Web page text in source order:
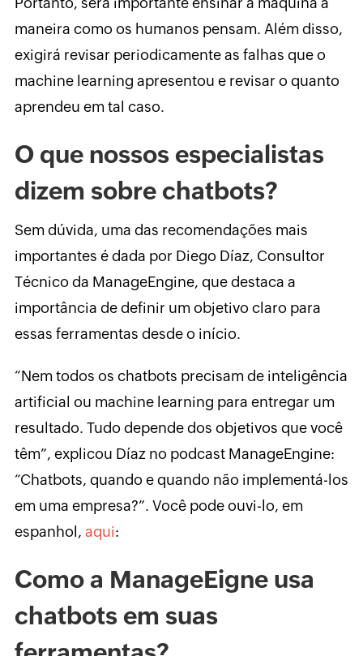
maneira como os humanos pensam. Além disso,
exigirá revisar periodicamente as falhas que o
machine learning apresentou e revisar o quanto
aprendeu em tal caso.
O que nossos especialistas
dizem sobre chatbots?
Sem dúvida, uma das recomendações mais
importantes é dada por Diego Díaz, Consultor
Técnico da ManageEngine, que destaca a
importância de definir um objetivo claro para
essas ferramentas desde o início.
“Nem todos os chatbots precisam de inteligência
artificial ou machine learning para entregar um
resultado. Tudo depende dos objetivos que você
têm”, explicou Díaz no podcast ManageEngine:
“Chatbots, quando e quando não implementá-los
em uma empresa?”. Você pode ouvi-lo, em
espanhol, aqui:
Como a ManageEigne usa
chatbots em suas